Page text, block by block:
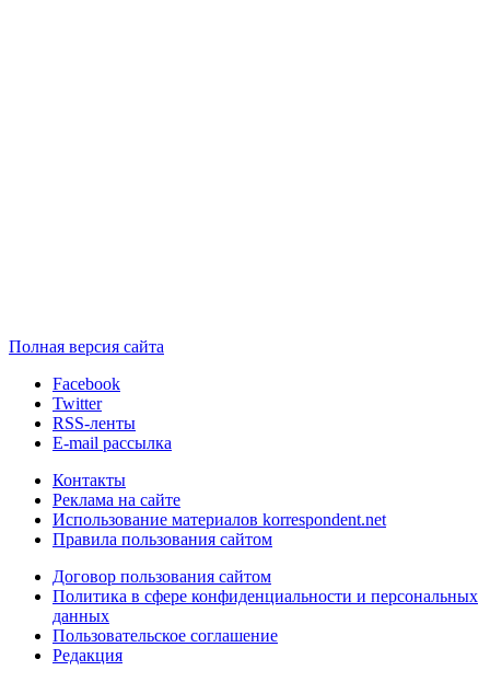
Полная версия сайта
Facebook
Twitter
RSS-ленты
E-mail рассылка
Контакты
Реклама на сайте
Использование материалов korrespondent.net
Правила пользования сайтом
Договор пользования сайтом
Политика в сфере конфиденциальности и персональных
данных
Пользовательское соглашение
Редакция